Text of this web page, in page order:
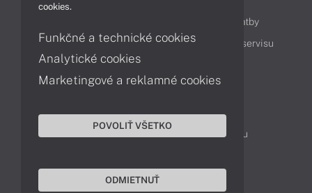
Možnosti doručenia a platby
Podpora a servis
Servisné služby Cenník servisu
Kontakty
043 4224 771
Obchodné oddelenie
Reklamácia tovaru
cookies.
Funkčné a technické cookies
Analytické cookies
Marketingové a reklamné cookies
POVOLIŤ VŠETKO
ODMIETNUŤ